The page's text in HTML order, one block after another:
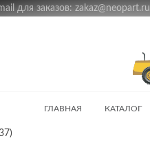
для заказов: zakaz@neopart.ru
ГЛАВНАЯ КАТАЛОГ